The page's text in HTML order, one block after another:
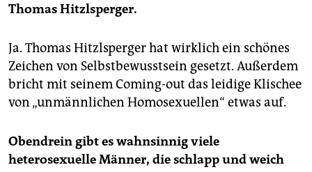
Thomas Hitzlsperger.
Ja. Thomas Hitzlsperger hat wirklich ein schönes
Zeichen von Selbstbewusstsein gesetzt. Außerdem
bricht mit seinem Coming-out das leidige Klischee
von „unmännlichen Homosexuellen“ etwas auf.
Obendrein gibt es wahnsinnig viele
heterosexuelle Männer, die schlapp und weich